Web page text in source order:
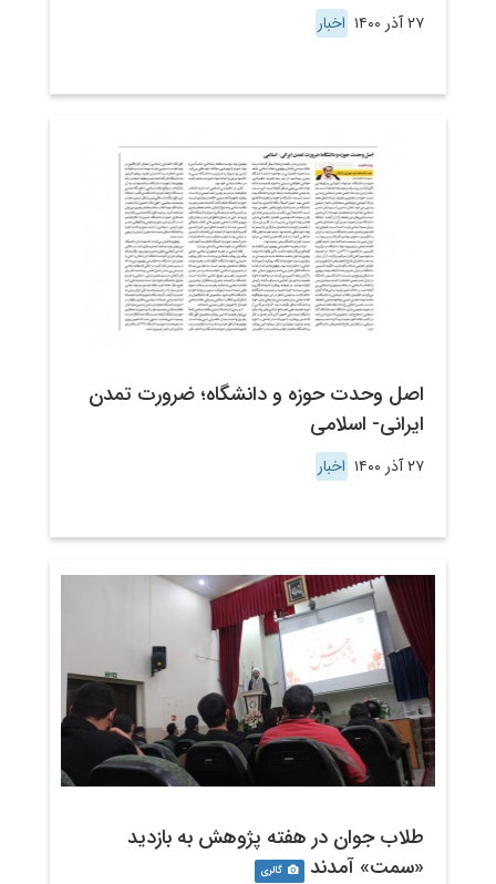
۲۷ آذر ۱۴۰۰ اخبار
اصل وحدت حوزه و دانشگاه؛ ضرورت تمدن
ایرانی- اسلامی
۲۷ آذر ۱۴۰۰ اخبار
طلاب جوان در هفته پژوهش به بازدید
«سمت» آمدند
گالری